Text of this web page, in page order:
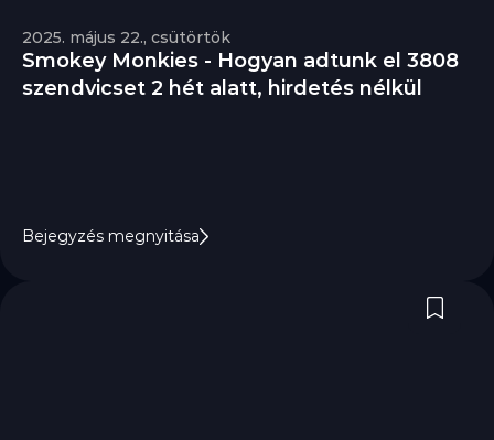
2025. május 22., csütörtök
Smokey Monkies - Hogyan adtunk el 3808
szendvicset 2 hét alatt, hirdetés nélkül
Bejegyzés megnyitása